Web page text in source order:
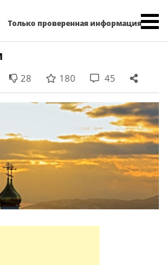
Только проверенная информация
28 180 45